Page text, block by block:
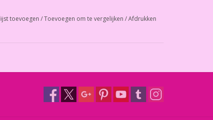
toevoegen /Toevoegen om te vergelijken /Afdrukken